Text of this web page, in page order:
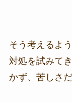
そう考えるよ
対処を試みて
かず、苦しさ